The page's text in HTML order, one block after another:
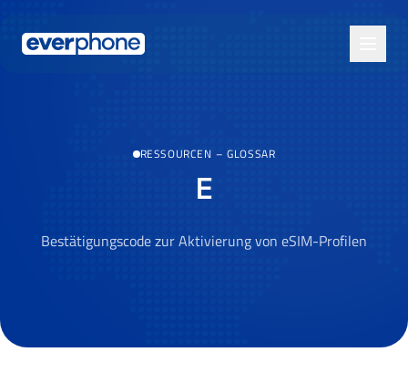
RESSOURCEN – GLOSSAR
E
Bestätigungscode zur Aktivierung von eSIM-Profilen